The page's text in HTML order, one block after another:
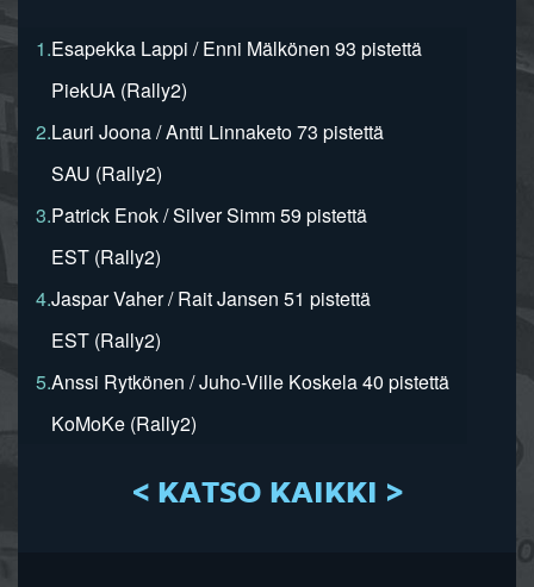
1.Esapekka Lappi / Enni Mälkönen 93 pistettä
PiekUA (Rally2)
2.Lauri Joona / Antti Linnaketo 73 pistettä
SAU (Rally2)
3.Patrick Enok / Silver Simm 59 pistettä
EST (Rally2)
4.Jaspar Vaher / Rait Jansen 51 pistettä
EST (Rally2)
5.Anssi Rytkönen / Juho-Ville Koskela 40 pistettä
KoMoKe (Rally2)
< KATSO KAIKKI >